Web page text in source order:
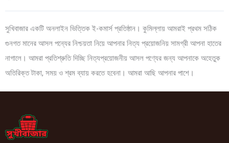
সুখিবাজার একটি অনলাইন ভিত্তিক ই-কমার্স প্রতিষ্ঠান। কুমিল্লায় আমরাই প্রথম সঠিক
গুনগত মানের আসল পন্যের নিশ্চয়তা নিয়ে আপনার নিত্য প্রয়োজনিয় সামগ্রী আপনা হাতের
নাগালে। আমরা প্রতিশ্রুতি দিচ্ছি নিত্যপ্রয়োজনীয় আসল পণ্যের জন্য আপনাকে অহেতুক
অতিরিক্ত টাকা, সময় ও শ্রম ব্যায় করতে হবেনা। আমরা আছি আপনার পাশে।